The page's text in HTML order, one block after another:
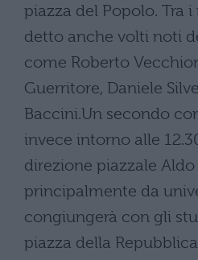
piazza del Popolo. Tra
detto anche volti noti
come Roberto
Guerritore, Daniele
Baccini.Un secondo
invece intorno alle
direzione piazzale
principalmente da
congiungerà con gli
piazza della